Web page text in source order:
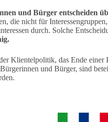
und Bürger entscheiden
die nicht für
durch. Solche
Klientelpolitik, das Ende
und Bürger, sind